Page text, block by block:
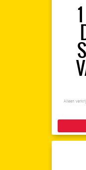
Alleen